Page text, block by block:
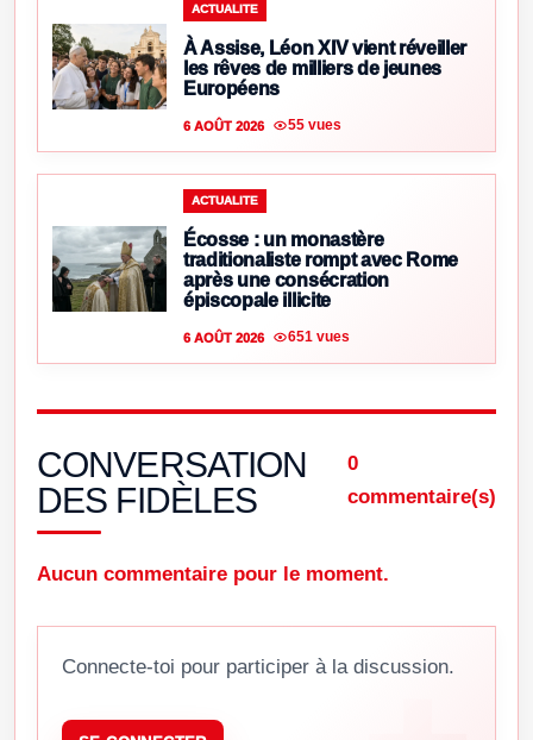
ACTUALITE
À Assise, Léon XIV vient réveiller
les rêves de milliers de jeunes
Européens
6 AOÛT 2026 55 vues
ACTUALITE
Écosse : un monastère
traditionaliste rompt avec Rome
après une consécration
épiscopale illicite
6 AOÛT 2026 651 vues
CONVERSATION
DES FIDÈLES
0
commentaire(s)
Aucun commentaire pour le moment.
Connecte-toi pour participer à la discussion.